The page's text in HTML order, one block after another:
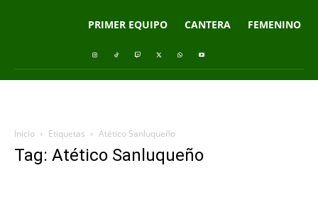
PRIMER EQUIPO CANTERA FEMENINO
Inicio Etiquetas Atético Sanluqueño
Tag: Atético Sanluqueño